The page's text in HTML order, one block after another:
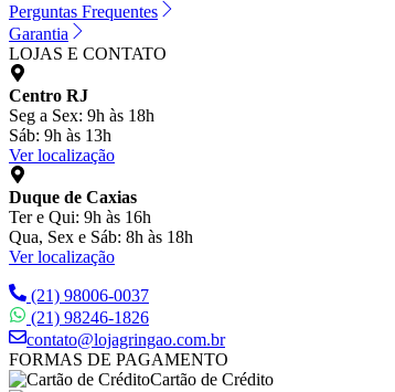
Perguntas Frequentes
Garantia
LOJAS E CONTATO
Centro RJ
Seg a Sex: 9h às 18h
Sáb: 9h às 13h
Ver localização
Duque de Caxias
Ter e Qui: 9h às 16h
Qua, Sex e Sáb: 8h às 18h
Ver localização
(21) 98006-0037
(21) 98246-1826
contato@lojagringao.com.br
FORMAS DE PAGAMENTO
Cartão de Crédito